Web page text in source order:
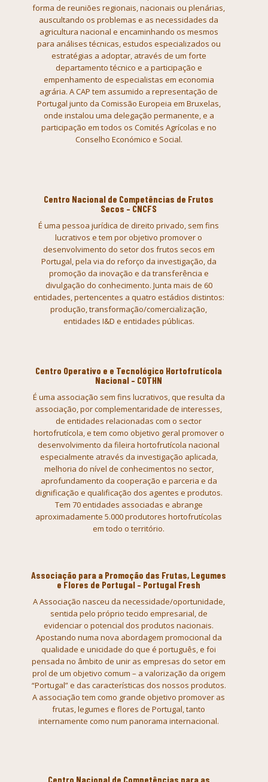
forma de reuniões regionais, nacionais ou plenárias,
auscultando os problemas e as necessidades da
agricultura nacional e encaminhando os mesmos
para análises técnicas, estudos especializados ou
estratégias a adoptar, através de um forte
departamento técnico e a participação e
empenhamento de especialistas em economia
agrária. A CAP tem assumido a representação de
Portugal junto da Comissão Europeia em Bruxelas,
onde instalou uma delegação permanente, e a
participação em todos os Comités Agrícolas e no
Conselho Económico e Social.
Centro Nacional de Competências de Frutos
Secos – CNCFS
É uma pessoa jurídica de direito privado, sem fins
lucrativos e tem por objetivo promovero
desenvolvimento do setor dos frutos secos em
Portugal, pela via do reforço da investigação, da
promoção da inovação e da transferência e
divulgação do conhecimento. Junta mais de 60
entidades, pertencentes a quatro estádios distintos:
produção, transformação/comercialização,
entidades I&D e entidades públicas.
Centro Operativo e e Tecnológico Hortofrutícola
Nacional – COTHN
É uma associação sem fins lucrativos, que resulta da
associação, porcomplementaridade de interesses,
de entidades relacionadas com o sector
hortofrutícola, e tem como objetivo geral promover o
desenvolvimento da fileira hortofrutícola nacional
especialmente através da investigação aplicada,
melhoria do nível de conhecimentos no sector,
aprofundamento da cooperação e parceria e da
dignificação e qualificação dos agentes e produtos.
Tem 70 entidades associadas e abrange
aproximadamente 5.000produtores hortofrutícolas
em todo o território.
Associação para a Promoção das Frutas, Legumes
e Flores de Portugal – Portugal Fresh
A Associação nasceu da necessidade/oportunidade,
sentida pelo próprio tecido empresarial, de
evidenciar o potencial dos produtos nacionais.
Apostando numa nova abordagem promocional da
qualidade e unicidade do que é português, e foi
pensada no âmbito de unir as empresas do setor em
prol de um objetivo comum – a valorização da origem
“Portugal” e das características dos nossos produtos.
A associação tem como grande objetivo promover as
frutas, legumes e flores de Portugal, tanto
internamente como num panorama internacional.
Centro Nacional de Competências para as